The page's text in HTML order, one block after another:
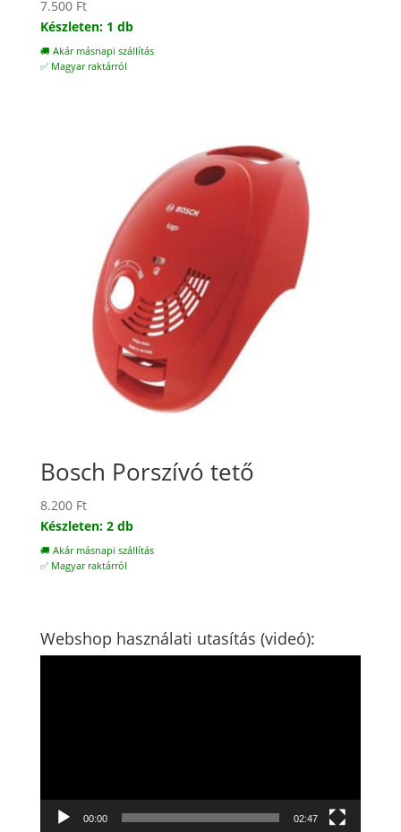
7.500 Ft
Készleten: 1 db
🚚 Akár másnapi szállítás
✅ Magyar raktárról
Bosch Porszívó tető
8.200 Ft
Készleten: 2 db
🚚 Akár másnapi szállítás
✅ Magyar raktárról
Webshop használati utasítás (videó):
00:00 02:47